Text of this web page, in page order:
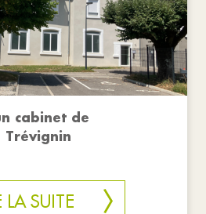
cabinet de
Trévignin
LA SUITE